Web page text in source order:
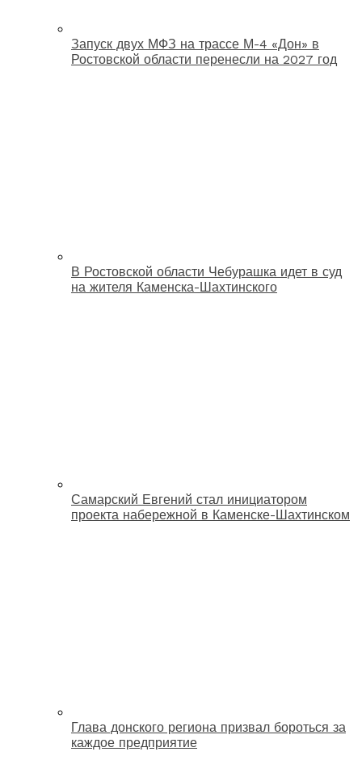
Запуск двух МФЗ на трассе М-4 «Дон» в
Ростовской области перенесли на 2027 год
В Ростовской области Чебурашка идет в суд
на жителя Каменска-Шахтинского
Самарский Евгений стал инициатором
проекта набережной в Каменске-Шахтинском
Глава донского региона призвал бороться за
каждое предприятие